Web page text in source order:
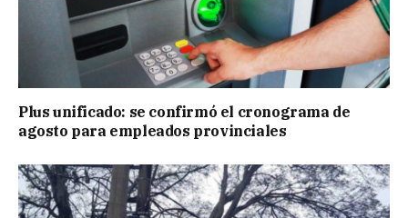
Plus unificado: se confirmó el cronograma de
agosto para empleados provinciales